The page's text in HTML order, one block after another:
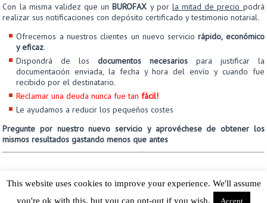
Con la misma validez que un BUROFAX y por la mitad de precio podrá
realizar sus notificaciones con depósito certificado y testimonio notarial.
Ofrecemos a nuestros clientes un nuevo serviciorápido, económico
y eficaz.
Dispondrá de losdocumentos necesarios para justificar la
documentación enviada, la fecha y hora del envío y cuando fue
recibido por el destinatario.
Reclamar una deuda nunca fue tanfácil!
Le ayudamos a reducir los pequeños costes
Pregunte por nuestro nuevo servicio y aprovéchese de obtener los
mismos resultados gastando menos que antes
FINCAS MOLES, S.L.
This website uses cookies to improve your experience. We'll assume
you're ok with this, but you can opt-out if you wish.
Accept